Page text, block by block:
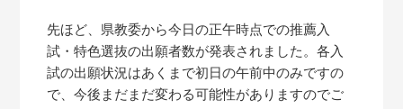
先ほど、県教委から今日の正午時点での推薦入
試・特色選抜の出願者数が発表されました。各入
試の出願状況はあくまで初日の午前中のみですの
で、今後まだまだ変わる可能性がありますのでご